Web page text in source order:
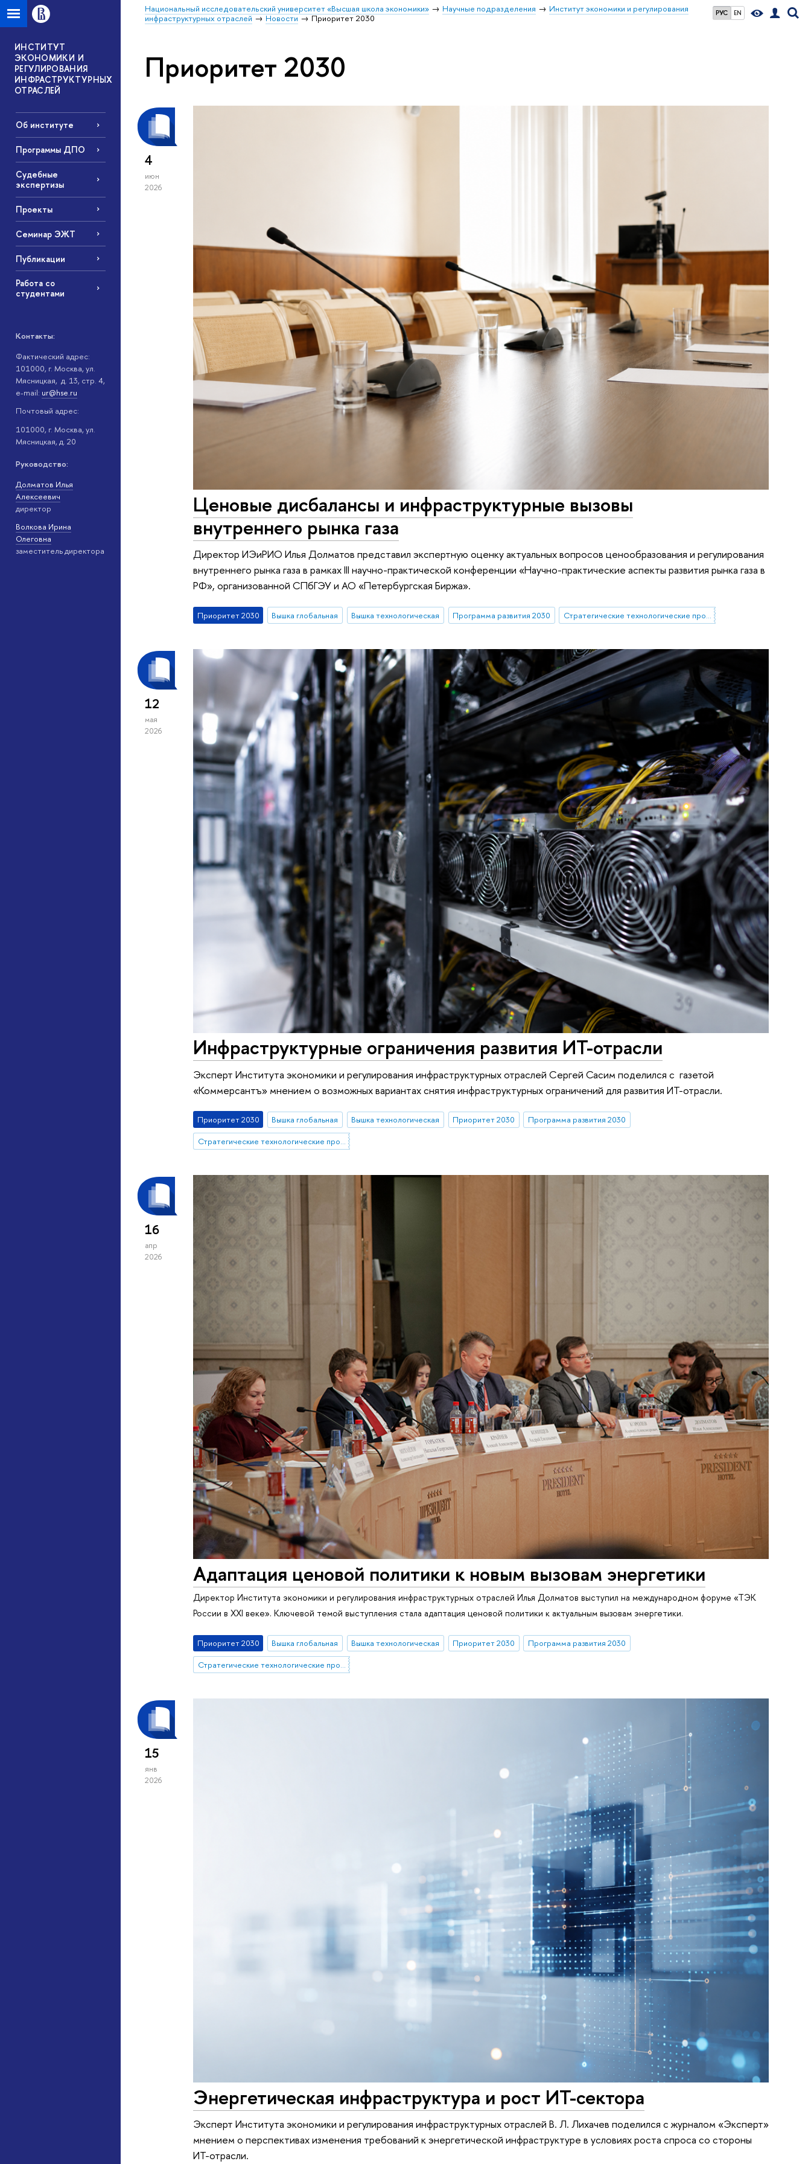
РУС EN
Национальный исследовательский университет «Высшая школа экономики» Научные подразделения
Институт экономики и регулирования
инфраструктурных отраслей
Новости Приоритет 2030
ИНСТИТУТ
ЭКОНОМИКИ И
РЕГУЛИРОВАНИЯ
ИНФРАСТРУКТУРНЫХ
ОТРАСЛЕЙ
Об институте
Программы ДПО
Судебные
экспертизы
Проекты
Семинар ЭЖТ
Публикации
Работа со
студентами
Контакты:
Фактический адрес:
101000, г. Москва, ул.
Мясницкая, д. 13, стр. 4,
e-mail: ur@hse.ru
Почтовый адрес:
101000, г. Москва, ул.
Мясницкая, д. 20
Руководство:
Долматов Илья
Алексеевич
директор
Волкова Ирина
Олеговна
заместитель директора
Приоритет 2030
4
июн
2026
Ценовые дисбалансы и инфраструктурные вызовы
внутреннего рынка газа
Директор ИЭиРИО Илья Долматов представил экспертную оценку актуальных вопросов ценообразования и регулирования
внутреннего рынка газа в рамках III научно-практической конференции «Научно-практические аспекты развития рынка газа в
РФ», организованной СПбГЭУ и АО «Петербургская Биржа».
Приоритет 2030 Вышка глобальная Вышка технологическая Программа развития 2030 Стратегические технологические проекты
12
мая
2026
Инфраструктурные ограничения развития ИТ-отрасли
Эксперт Института экономики и регулирования инфраструктурных отраслей Сергей Сасим поделился с газетой
«Коммерсантъ» мнением о возможных вариантах снятия инфраструктурных ограничений для развития ИТ-отрасли.
Приоритет 2030 Вышка глобальная Вышка технологическая Приоритет 2030
Программа развития 2030
Стратегические технологические проекты
16
апр
2026
Адаптация ценовой политики к новым вызовам энергетики
Директор Института экономики и регулирования инфраструктурных отраслей Илья Долматов выступил на международном форуме «ТЭК
России в XXI веке». Ключевой темой выступления стала адаптация ценовой политики к актуальным вызовам энергетики.
Приоритет 2030 Вышка глобальная Вышка технологическая Приоритет 2030
Программа развития 2030
Стратегические технологические проекты
15
янв
2026
Энергетическая инфраструктура и рост ИТ-сектора
Эксперт Института экономики и регулирования инфраструктурных отраслей В. Л. Лихачев поделился с журналом «Эксперт»
мнением о перспективах изменения требований к энергетической инфраструктуре в условиях роста спроса со стороны
ИТ-отрасли.